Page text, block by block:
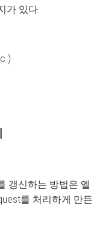
가 있다.
)
갱신하는 방법은 엘
를 처리하게 만든